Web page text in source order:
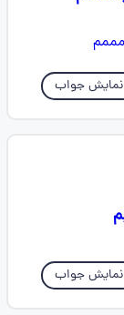
نمایش جواب
نمایش جواب